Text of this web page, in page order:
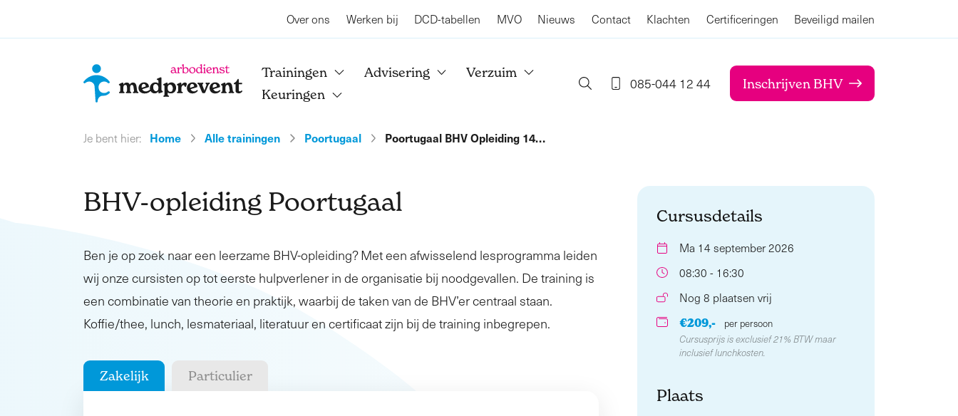
Over ons Werken bij DCD-tabellen MVO Nieuws Contact Klachten Certificeringen Beveiligd mailen
Trainingen Advisering
Verzuim
Keuringen
085-044 12 44 Inschrijven BHV
Je bent hier: Home Alle trainingen Poortugaal Poortugaal BHV Opleiding 14…
BHV-opleiding Poortugaal
Ben je op zoek naar een leerzame BHV-opleiding? Met een afwisselend lesprogramma leiden
wij onze cursisten op tot eerste hulpverlener in de organisatie bij noodgevallen. De training is
een combinatie van theorie en praktijk, waarbij de taken van de BHV’er centraal staan.
Koffie/thee, lunch, lesmateriaal, literatuur en certificaat zijn bij de training inbegrepen.
Zakelijk Particulier
Cursusdetails
Ma 14 september 2026
08:30 - 16:30
Nog 8 plaatsen vrij
€209,-
per persoon
Cursusprijs is exclusief 21% BTW maar
inclusief lunchkosten.
Plaats